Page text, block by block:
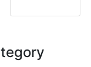
হাজার হাজার মানুষ